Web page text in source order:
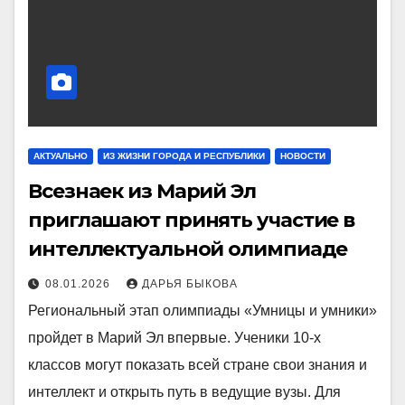
АКТУАЛЬНО ИЗ ЖИЗНИ ГОРОДА И РЕСПУБЛИКИ НОВОСТИ
Всезнаек из Марий Эл
приглашают принять участие в
интеллектуальной олимпиаде
08.01.2026 ДАРЬЯ БЫКОВА
Региональный этап олимпиады «Умницы и умники»
пройдет в Марий Эл впервые. Ученики 10-х
классов могут показать всей стране свои знания и
интеллект и открыть путь в ведущие вузы. Для